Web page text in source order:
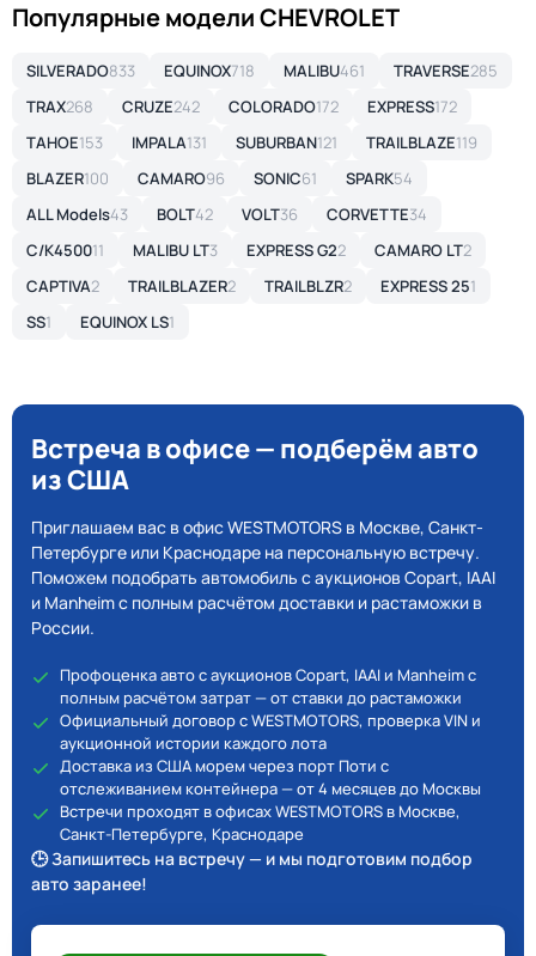
Популярные модели CHEVROLET
SILVERADO833 EQUINOX718 MALIBU461 TRAVERSE285
TRAX268 CRUZE242 COLORADO172 EXPRESS172
TAHOE153 IMPALA131 SUBURBAN121 TRAILBLAZE119
BLAZER100 CAMARO96 SONIC61 SPARK54
ALL Models43 BOLT42 VOLT36 CORVETTE34
C/K450011 MALIBU LT3 EXPRESS G22 CAMARO LT2
CAPTIVA2 TRAILBLAZER2 TRAILBLZR2 EXPRESS 251
SS1 EQUINOX LS1
Встреча в офисе — подберём авто
из США
Приглашаем вас в офис WESTMOTORS в Москве, Санкт-
Петербурге или Краснодаре на персональную встречу.
Поможем подобрать автомобиль с аукционов Copart, IAAI
и Manheim с полным расчётом доставки и растаможки в
России.
Профоценка авто с аукционов Copart, IAAI и Manheim с
полным расчётом затрат — от ставки до растаможки
Официальный договор с WESTMOTORS, проверка VIN и
аукционной истории каждого лота
Доставка из США морем через порт Поти с
отслеживанием контейнера — от 4 месяцев до Москвы
Встречи проходят в офисах WESTMOTORS в Москве,
Санкт-Петербурге, Краснодаре
🕒 Запишитесь на встречу — и мы подготовим подбор
авто заранее!